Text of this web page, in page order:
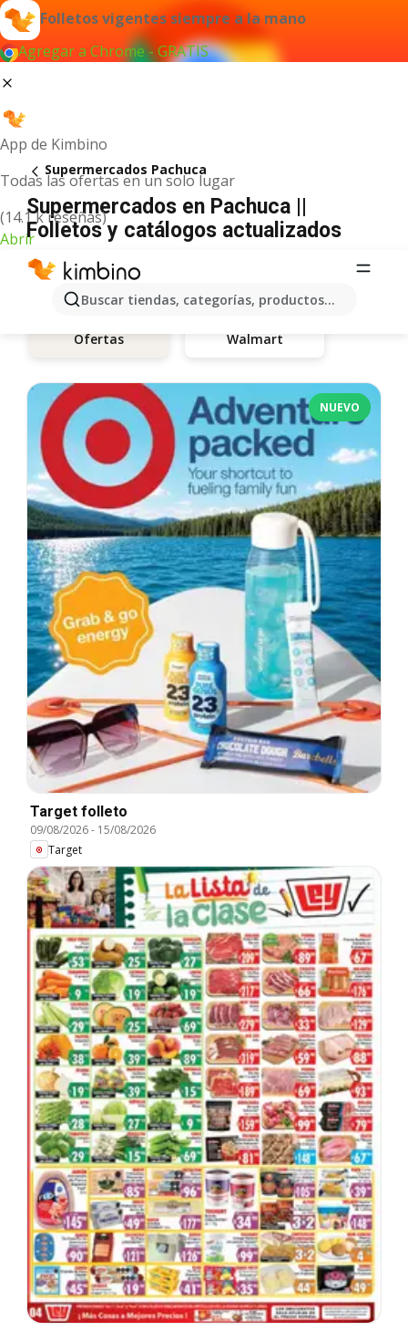
Folletos vigentes siempre a la mano
Agregar a Chrome - GRATIS
App de Kimbino
Todas las ofertas en un solo lugar
(14.1 k reseñas)
Abrir
Buscar tiendas, categorías, productos...
Supermercados Pachuca
Supermercados en Pachuca ||
Folletos y catálogos actualizados
Ofertas Walmart
NUEVO
Target folleto
09/08/2026- 15/08/2026
Target